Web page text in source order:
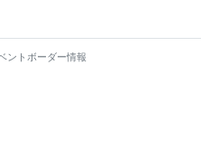
トボーダー情報